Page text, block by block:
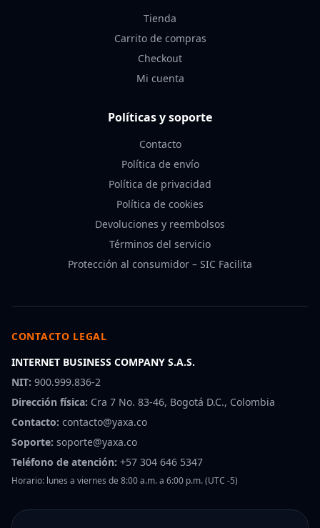
Tienda
Carrito de compras
Checkout
Mi cuenta
Políticas y soporte
Contacto
Política de envío
Política de privacidad
Política de cookies
Devoluciones y reembolsos
Términos del servicio
Protección al consumidor – SIC Facilita
CONTACTO LEGAL
INTERNET BUSINESS COMPANY S.A.S.
NIT: 900.999.836-2
Dirección física: Cra 7 No. 83-46, Bogotá D.C., Colombia
Contacto: contacto@yaxa.co
Soporte: soporte@yaxa.co
Teléfono de atención: +57 304 646 5347
Horario: lunes a viernes de 8:00 a.m. a 6:00 p.m. (UTC -5)